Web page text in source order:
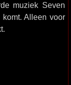
muziek Seven
Alleen voor